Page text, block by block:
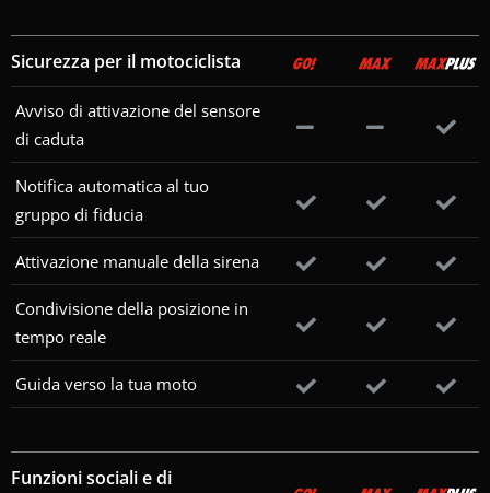
Sicurezza per il motociclista
Avviso di attivazione del sensore
di caduta
Notifica automatica al tuo
gruppo di fiducia
Attivazione manuale della sirena
Condivisione della posizione in
tempo reale
Guida verso la tua moto
Funzioni sociali e di